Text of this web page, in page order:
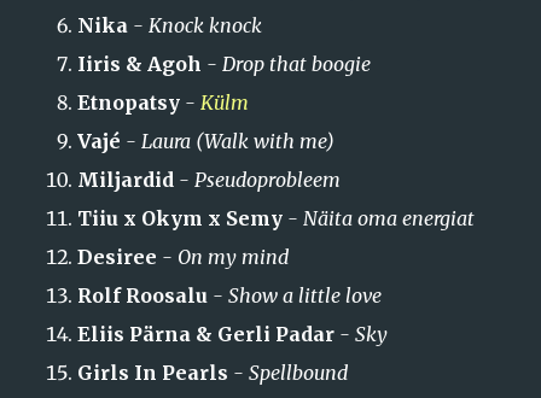
Nika - Knock knock
Iiris & Agoh - Drop that boogie
Etnopatsy - Külm
Vajé - Laura (Walk with me)
Miljardid - Pseudoprobleem
Tiiu x Okym x Semy - Näita oma energiat
Desiree - On my mind
Rolf Roosalu - Show a little love
Eliis Pärna & Gerli Padar - Sky
Girls In Pearls - Spellbound